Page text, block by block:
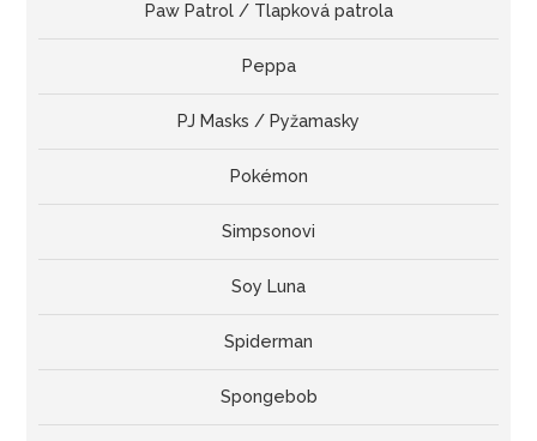
Paw Patrol / Tlapková patrola
Peppa
PJ Masks / Pyžamasky
Pokémon
Simpsonovi
Soy Luna
Spiderman
Spongebob